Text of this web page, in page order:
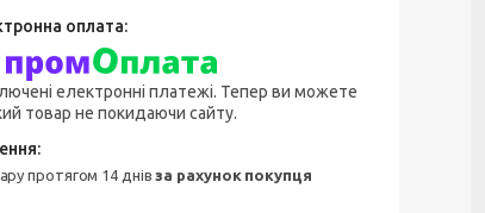
електронні платежі. Тепер ви можете
товар не покидаючи сайту.
протягом 14 днівза рахунок покупця